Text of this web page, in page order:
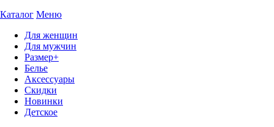
Каталог Меню
Для женщин
Для мужчин
Размер+
Белье
Аксессуары
Скидки
Новинки
Детское